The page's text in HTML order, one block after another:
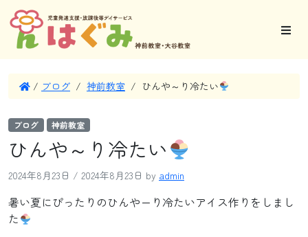
/ ブログ / 神前教室 / ひんや～り冷たい
ブログ 神前教室
ひんや～り冷たい
2024年8月23日 / 2024年8月23日 by admin
暑い夏にぴったりのひんやーり冷たいアイス作りをしまし
た